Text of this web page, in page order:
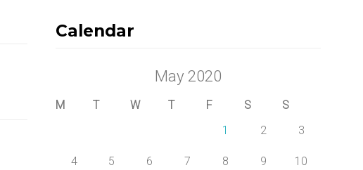
Calendar
May 2020
M T W T F S
S
1
2 3
4 5 6 7 8 9 10